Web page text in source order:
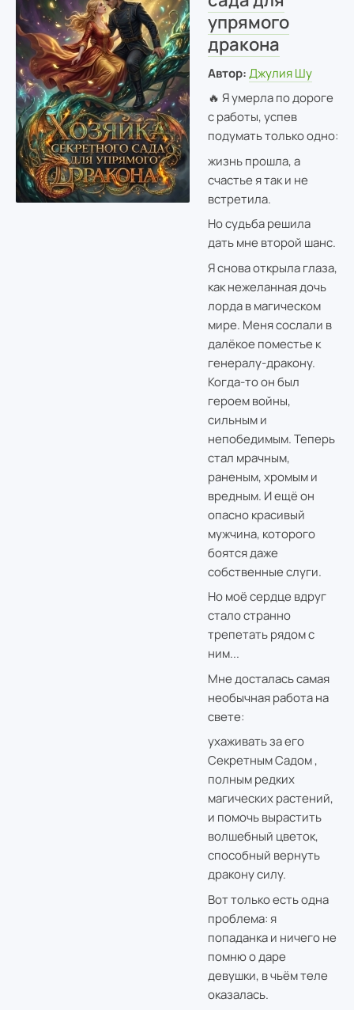
упрямого
дракона
Автор: Джулия Шу
🔥 Я умерла по дороге
с работы, успев
подумать только одно:
жизнь прошла, а
счастье я так и не
встретила.
Но судьба решила
дать мне второй шанс.
Я снова открыла глаза,
как нежеланная дочь
лорда в магическом
мире. Меня сослали в
далёкое поместье к
генералу-дракону.
Когда-то он был
героем войны,
сильным и
непобедимым. Теперь
стал мрачным,
раненым, хромым и
вредным. И ещё он
опасно красивый
мужчина, которого
боятся даже
собственные слуги.
Но моё сердце вдруг
стало странно
трепетать рядом с
ним...
Мне досталась самая
необычная работа на
свете:
ухаживать за его
Секретным Садом ,
полным редких
магических растений,
и помочь вырастить
волшебный цветок,
способный вернуть
дракону силу.
Вот только есть одна
проблема: я
попаданка и ничего не
помню о даре
девушки, в чьём теле
оказалась.